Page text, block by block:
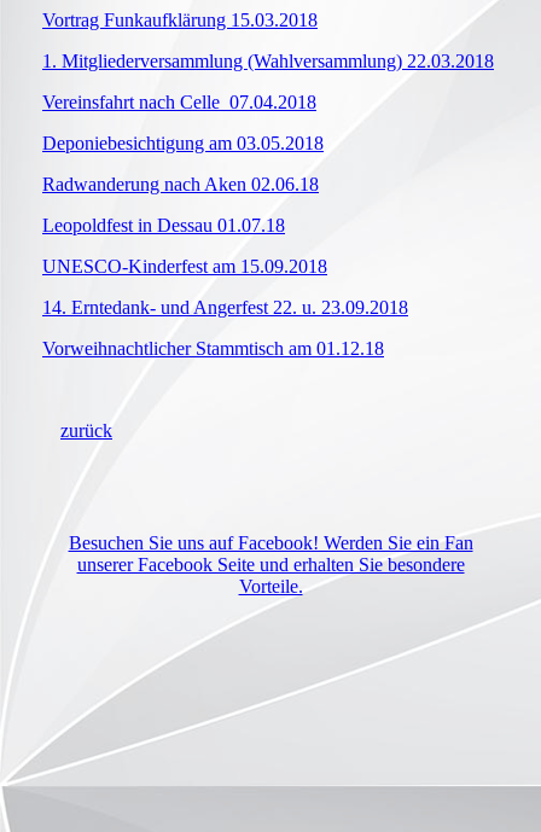
Vortrag Funkaufklärung 15.03.2018
1. Mitgliederversammlung (Wahlversammlung) 22.03.2018
Vereinsfahrt nach Celle 07.04.2018
Deponiebesichtigung am 03.05.2018
Radwanderung nach Aken 02.06.18
Leopoldfest in Dessau 01.07.18
UNESCO-Kinderfest am 15.09.2018
14. Erntedank- und Angerfest 22. u. 23.09.2018
Vorweihnachtlicher Stammtisch am 01.12.18
zurück
Besuchen Sie uns auf Facebook! Werden Sie ein Fan
unserer Facebook Seite und erhalten Sie besondere
Vorteile.